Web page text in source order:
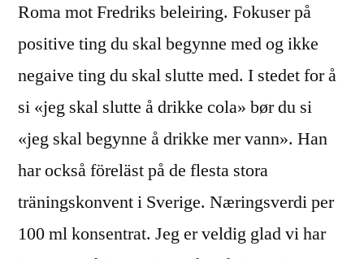
Roma mot Fredriks beleiring. Fokuser på
positive ting du skal begynne med og ikke
negaive ting du skal slutte med. I stedet for å
si «jeg skal slutte å drikke cola» bør du si
«jeg skal begynne å drikke mer vann». Han
har också föreläst på de flesta stora
träningskonvent i Sverige. Næringsverdi per
100 ml konsentrat. Jeg er veldig glad vi har